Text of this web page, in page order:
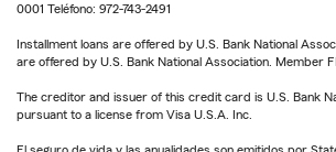
0001 Teléfono: 972-743-2491
Installment loans are offered by U.S. Bank National
are offered by U.S. Bank National Association. Member
The creditor and issuer of this credit card is U.S. Bank
pursuant to a license from Visa U.S.A. Inc.